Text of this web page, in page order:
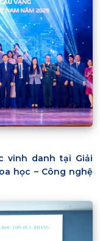
vinh danh tại Giải
học – Công nghệ